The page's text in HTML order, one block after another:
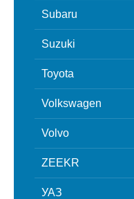
Subaru
Suzuki
Toyota
Volkswagen
Volvo
ZEEKR
УАЗ